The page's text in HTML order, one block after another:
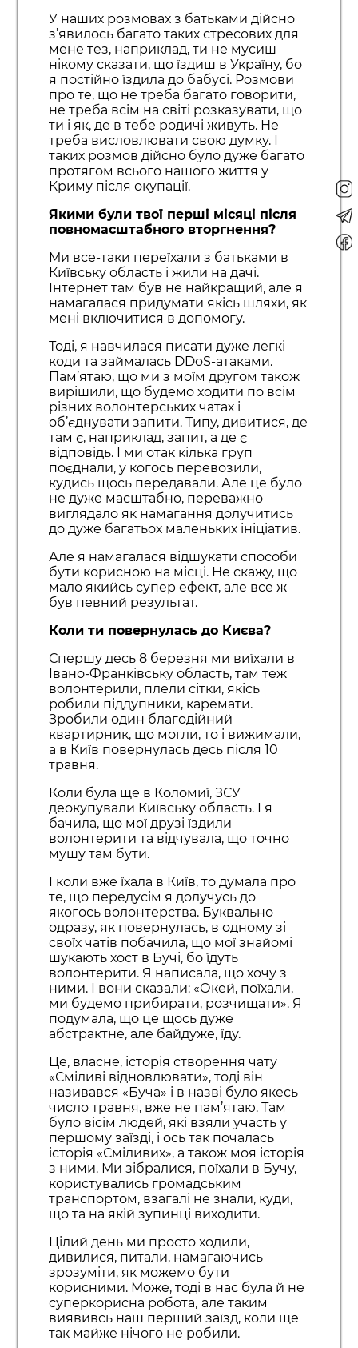
У наших розмовах з батьками дійсно
з’явилось багато таких стресових для
мене тез, наприклад, ти не мусиш
нікому сказати, що їздиш в Україну, бо
я постійно їздила до бабусі. Розмови
про те, що не треба багато говорити,
не треба всім на світі розказувати, що
ти і як, де в тебе родичі живуть. Не
треба висловлювати свою думку. І
таких розмов дійсно було дуже багато
протягом всього нашого життя у
Криму після окупації.
Якими були твої перші місяці після
повномасштабного вторгнення?
Ми все-таки переїхали з батьками в
Київську область і жили на дачі.
Інтернет там був не найкращий, але я
намагалася придумати якісь шляхи, як
мені включитися в допомогу.
Тоді, я навчилася писати дуже легкі
коди та займалась DDoS-атаками.
Пам’ятаю, що ми з моїм другом також
вирішили, що будемо ходити по всім
різних волонтерських чатах і
об’єднувати запити. Типу, дивитися, де
там є, наприклад, запит, а де є
відповідь. І ми отак кілька груп
поєднали, у когось перевозили,
кудись щось передавали. Але це було
не дуже масштабно, переважно
виглядало як намагання долучитись
до дуже багатьох маленьких ініціатив.
Але я намагалася відшукати способи
бути корисною на місці. Не скажу, що
мало якийсь супер ефект, але все ж
був певний результат.
Коли ти повернулась до Києва?
Спершу десь 8 березня ми виїхали в
Івано-Франківську область, там теж
волонтерили, плели сітки, якісь
робили піддупники, каремати.
Зробили один благодійний
квартирник, що могли, то і вижимали,
а в Київ повернулась десь після 10
травня.
Коли була ще в Коломиї, ЗСУ
деокупували Київську область. І я
бачила, що мої друзі їздили
волонтерити та відчувала, що точно
мушу там бути.
І коли вже їхала в Київ, то думала про
те, що передусім я долучусь до
якогось волонтерства. Буквально
одразу, як повернулась, в одному зі
своїх чатів побачила, що мої знайомі
шукають хост в Бучі, бо їдуть
волонтерити. Я написала, що хочу з
ними. І вони сказали: «Окей, поїхали,
ми будемо прибирати, розчищати». Я
подумала, що це щось дуже
абстрактне, але байдуже, їду.
Це, власне, історія створення чату
«Сміливі відновлювати», тоді він
називався «Буча» і в назві було якесь
число травня, вже не пам’ятаю. Там
було вісім людей, які взяли участь у
першому заїзді, і ось так почалась
історія «Сміливих», а також моя історія
з ними. Ми зібралися, поїхали в Бучу,
користувались громадським
транспортом, взагалі не знали, куди,
що та на якій зупинці виходити.
Цілий день ми просто ходили,
дивилися, питали, намагаючись
зрозуміти, як можемо бути
корисними. Може, тоді в нас була й не
суперкорисна робота, але таким
виявивсь наш перший заїзд, коли ще
так майже нічого не робили.